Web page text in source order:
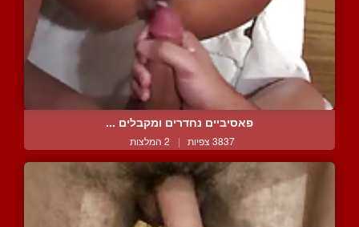
פאסיביים נחדרים ומקבלים ...
3837 צפיות | 2 המלצות